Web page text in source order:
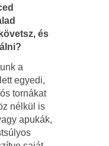
és
a
egyedi,
tornákat
nélkül is
apukák,